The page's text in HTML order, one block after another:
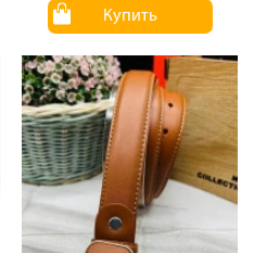
Купить